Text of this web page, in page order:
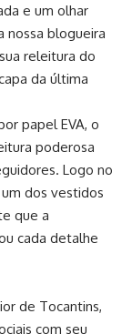
e um olhar
nossa blogueira
releitura do
da última
papel EVA, o
poderosa
Logo no
dos vestidos
que a
cada detalhe
de Tocantins,
com seu